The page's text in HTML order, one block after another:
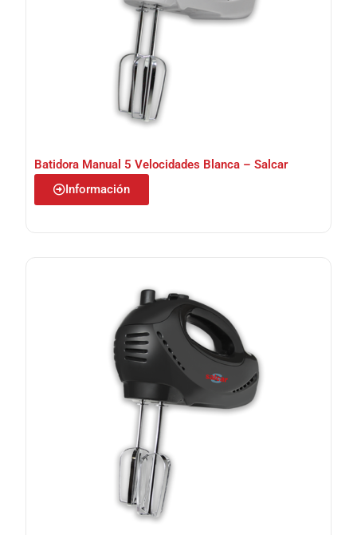
Batidora Manual 5 Velocidades Blanca – Salcar
Información